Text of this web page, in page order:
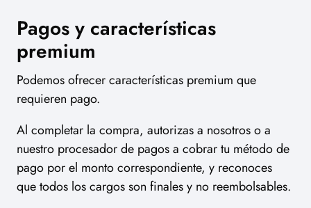
Pagos y características
premium
Podemos ofrecer características premium que
requieren pago.
Al completar la compra, autorizas a nosotros o a
nuestro procesador de pagos a cobrar tu método de
pago por el monto correspondiente, y reconoces
que todos los cargos son finales y no reembolsables.